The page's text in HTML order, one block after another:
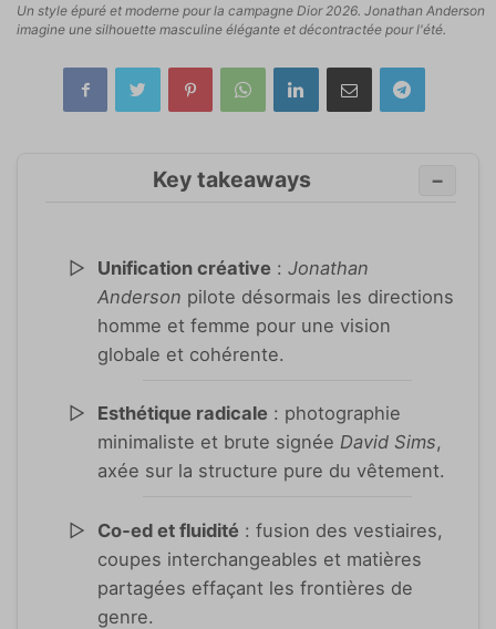
Un style épuré et moderne pour la campagne Dior 2026. Jonathan Anderson
imagine une silhouette masculine élégante et décontractée pour l'été.
Key takeaways −
Unification créative :Jonathan
Anderson pilote désormais les directions
homme et femme pour une vision
globale et cohérente.
Esthétique radicale : photographie
minimaliste et brute signéeDavid Sims,
axée sur la structure pure du vêtement.
Co‑ed et fluidité : fusion des vestiaires,
coupes interchangeables et matières
partagées effaçant les frontières de
genre.